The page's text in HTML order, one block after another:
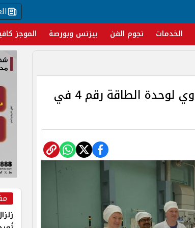
الخدمات نجوم الفن بيزنس وبورصة الموجز
روساتوم تُصنّع أول شحنة وقود نووي لوحدة الطاقة رقم 4 في